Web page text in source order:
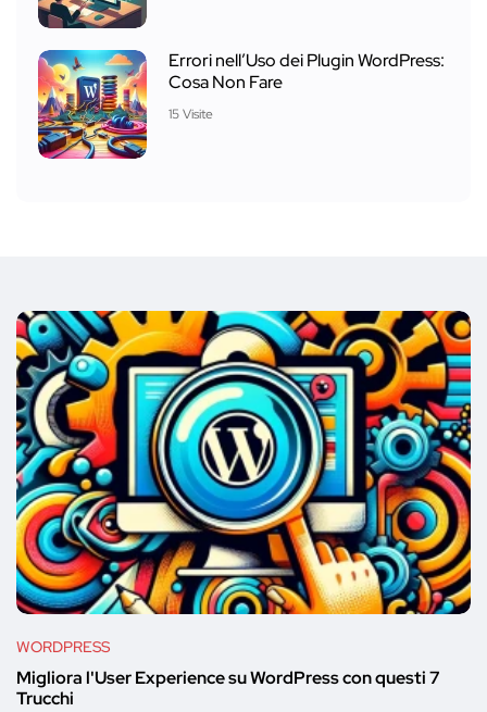
Errori nell’Uso dei Plugin WordPress:
Cosa Non Fare
15 Visite
WORDPRESS
Migliora l'User Experience su WordPress con questi 7
Trucchi